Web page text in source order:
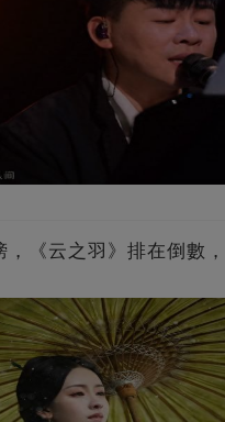
，《云之羽》排在倒數